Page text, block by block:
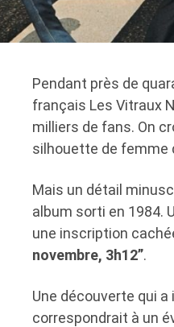
Pendant près de
français Les Vitraux
milliers de fans. On
silhouette de femme
Mais un détail
album sorti en 1984.
une inscription
novembre, 3h12”.
Une découverte qui
correspondrait à un